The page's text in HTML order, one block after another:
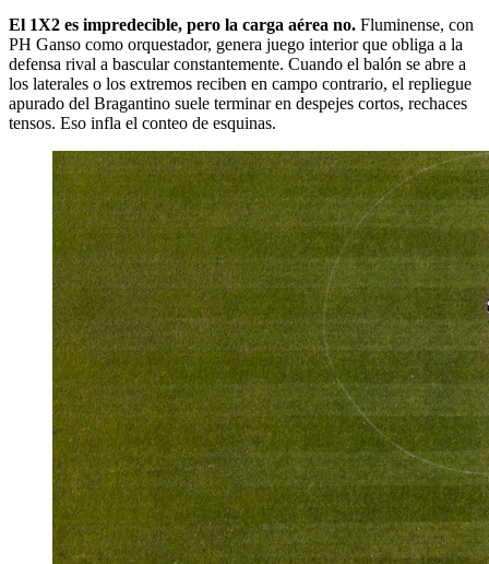
El 1X2 es impredecible, pero la carga aérea no. Fluminense, con
PH Ganso como orquestador, genera juego interior que obliga a la
defensa rival a bascular constantemente. Cuando el balón se abre a
los laterales o los extremos reciben en campo contrario, el repliegue
apurado del Bragantino suele terminar en despejes cortos, rechaces
tensos. Eso infla el conteo de esquinas.